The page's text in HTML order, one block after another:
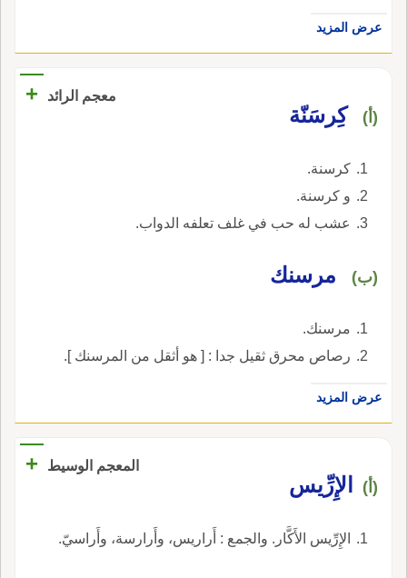
عرض المزيد
معجم الرائد +
(أ) كِرسَنّة
كرسنة.
و كرسنة.
عشب له حب في غلف تعلفه الدواب.
(ب) مرسنك
مرسنك.
رصاص محرق ثقيل جدا : [ هو أثقل من المرسنك ].
عرض المزيد
المعجم الوسيط +
(أ) الإِرِّيس
الإِرِّيس الأَكَّار. والجمع : أَراريس، وأَرارسة، وأَراسيّ.